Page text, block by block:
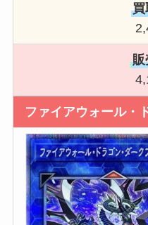
買
販
ファイアウォール・